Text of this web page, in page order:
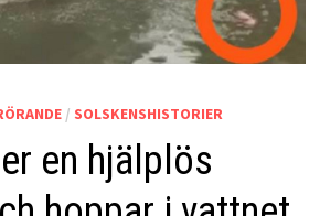
/ SOLSKENSHISTORIER
en hjälplös